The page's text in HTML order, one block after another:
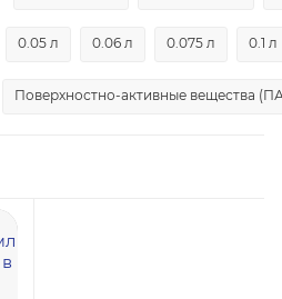
0.05 л 0.06 л 0.075 л 0.1 л
Поверхностно-активные вещества